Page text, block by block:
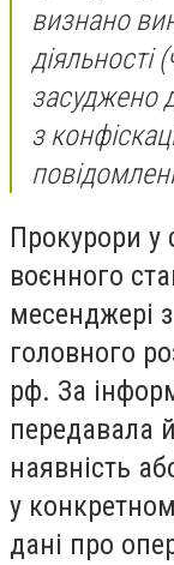
визнано
діяльності
засуджено
з
Прокурори у
воєнного
месенджері
головного
рф. За
передавала
наявність
у
дані про